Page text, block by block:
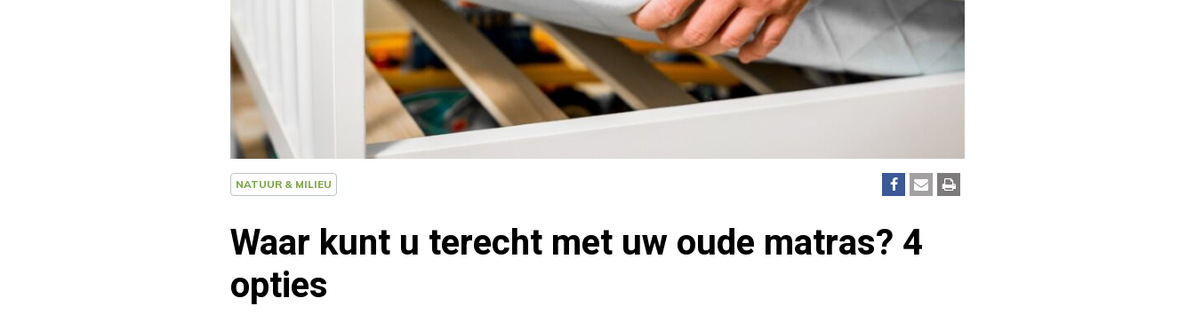
NATUUR & MILIEU
Waar kunt u terecht met uw oude matras? 4
opties